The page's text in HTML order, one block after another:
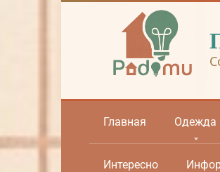
Главная Одежда
Интересно